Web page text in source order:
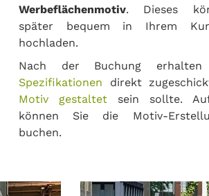
Werbeflächenmotiv. Dieses
später bequem in Ihrem
hochladen.
Nach der Buchung
Spezifikationen direkt
Motiv gestaltet sein sollte.
können Sie die Motiv-
buchen.